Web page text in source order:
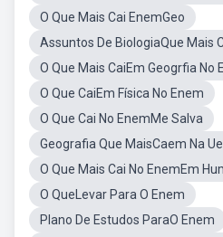
O Que Mais Cai EnemGeo
Assuntos De BiologiaQue Mais
O Que Mais CaiEm Geogrfia No
O Que CaiEm Física No Enem
O Que Cai No EnemMe Salva
Geografia Que MaisCaem Na
O Que Mais Cai No EnemEm
O QueLevar Para O Enem
Plano De Estudos ParaO Enem